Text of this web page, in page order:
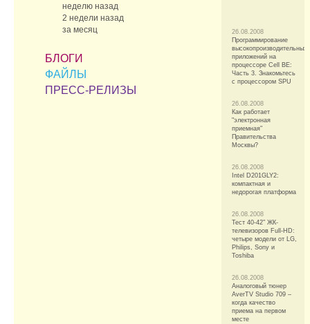
неделю назад
2 недели назад
за месяц
БЛОГИ
ФАЙЛЫ
ПРЕСС-РЕЛИЗЫ
26.08.2008
Программирование
высокопроизводительных
приложений на
процессоре Cell BE:
Часть 3. Знакомьтесь
с процессором SPU
26.08.2008
Как работает
"электронная
приемная"
Правительства
Москвы?
26.08.2008
Intel D201GLY2:
компактная и
недорогая платформа
26.08.2008
Тест 40-42" ЖК-
телевизоров Full-HD:
четыре модели от LG,
Philips, Sony и
Toshiba
26.08.2008
Аналоговый тюнер
AverTV Studio 709 –
когда качество
приема на первом
месте